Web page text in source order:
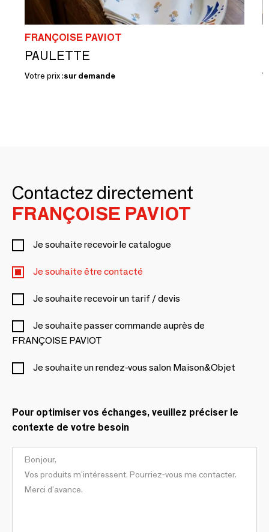
FRANÇOISE PAVIOT
PAULETTE
Votre prix :sur demande
Contactez directement
FRANÇOISE PAVIOT
Je souhaite recevoir le catalogue
Je souhaite être contacté
Je souhaite recevoir un tarif / devis
Je souhaite passer commande auprès de
FRANÇOISE PAVIOT
Je souhaite un rendez-vous salon Maison&Objet
Pour optimiser vos échanges, veuillez préciser le
contexte de votre besoin